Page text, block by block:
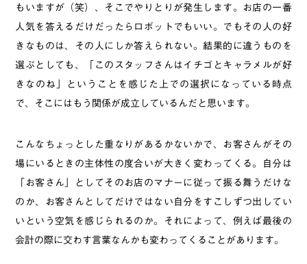
もいますが（笑）、そこでやりとりが発生します。お店の一番
人気を答えるだけだったらロボットでもいい。でもその人の好
きなものは、その人にしか答えられない。結果的に違うものを
選ぶとしても、「このスタッフさんはイチゴとキャラメルが好
きなのね」ということを感じた上での選択になっている時点
で、そこにはもう関係が成立しているんだと思います。
こんなちょっとした重なりがあるかないかで、お客さんがその
場にいるときの主体性の度合いが大きく変わってくる。自分は
「お客さん」としてそのお店のマナーに従って振る舞うだけな
のか、お客さんとしてだけではない自分をすこしずつ出してい
いという空気を感じられるのか。それによって、例えば最後の
会計の際に交わす言葉なんかも変わってくることがあります。